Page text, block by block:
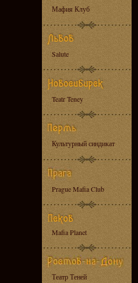
Мафия Клуб
Salute
Teatr Teney
Культурный синдикат
Prague Mafia Club
Mafia Planet
Театр Теней